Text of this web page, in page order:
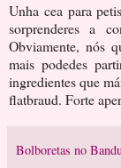
Unha cea para
sorprenderes a
Obviamente, nós
mais podedes
ingredientes que
flatbraud. Forte
Bolboretas no